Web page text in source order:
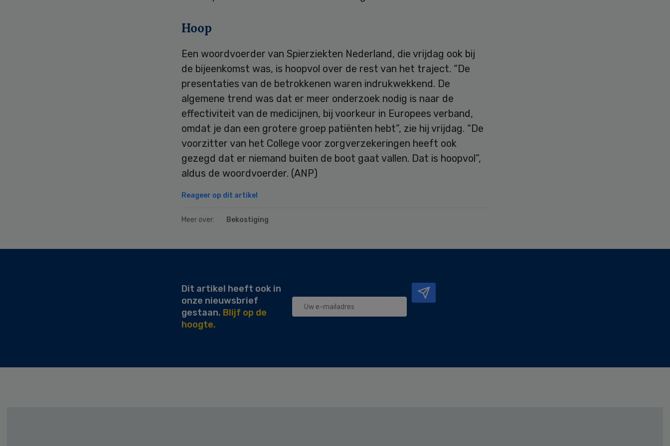
Hoop
Een woordvoerder van Spierziekten Nederland, die vrijdag ook bij
de bijeenkomst was, is hoopvol over de rest van het traject. “De
presentaties van de betrokkenen waren indrukwekkend. De
algemene trend was dat er meer onderzoek nodig is naar de
effectiviteit van de medicijnen, bij voorkeur in Europees verband,
omdat je dan een grotere groep patiënten hebt”, zie hij vrijdag. “De
voorzitter van het College voor zorgverzekeringen heeft ook
gezegd dat er niemand buiten de boot gaat vallen. Dat is hoopvol”,
aldus de woordvoerder. (ANP)
Reageer op dit artikel
Meer over: Bekostiging
Dit artikel heeft ook in
onze nieuwsbrief
gestaan. Blijf op de
hoogte.